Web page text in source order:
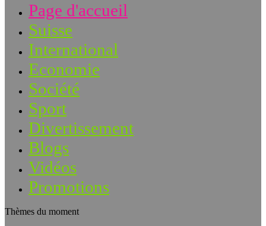
Page d'accueil
Suisse
International
Economie
Société
Sport
Divertissement
Blogs
Vidéos
Promotions
Thèmes du moment